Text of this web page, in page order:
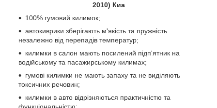
2010) Киа
100% гумовий килимок;
автокиврики зберігають м'якість та пружність
незалежно від перепадів температур;
килимки в салон мають посилений підп'ятник на
водійському та пасажирському килимах;
гумові килимки не мають запаху та не виділяють
токсичних речовин;
килимки в авто відрізняються практичністю та
функціональністю;